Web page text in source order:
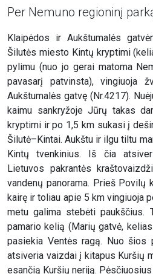
Per Nemuno regioninį
Klaipėdos ir Aukštumalės
Šilutės miesto Kintų kryptimi
pylimu (nuo jo gerai matoma
pavasarį patvinsta), vingiuoja
Aukštumalės gatvę (Nr.4217).
kaimu sankryžoje Jūrų takas
kryptimi ir po 1,5 km sukasi į
Šilutė–Kintai. Aukštu ir ilgu tiltu
Kintų tvenkinius. Iš čia
Lietuvos pakrantės
vandenų panorama. Prieš Povilų
kairę ir toliau apie 5 km vingiuoja
metu galima stebėti paukščius.
pamario kelią (Marių gatvė,
pasiekia Ventės ragą. Nuo šios
atsiveria vaizdai į kitapus Kuršių
esančią Kuršių neriją.